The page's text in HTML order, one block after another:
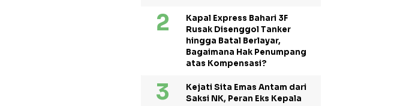
Kapal Express Bahari 3F
Rusak Disenggol Tanker
hingga Batal Berlayar,
Bagaimana Hak Penumpang
atas Kompensasi?
Kejati Sita Emas Antam dari
Saksi NK, Peran Eks Kepala